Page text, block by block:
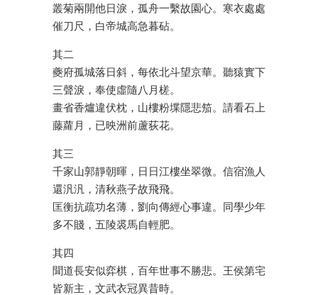
叢菊兩開他日淚，孤舟一繫故園心。寒衣處處
催刀尺，白帝城高急暮砧。
其二
夔府孤城落日斜，每依北斗望京華。聽猿實下
三聲淚，奉使虛隨八月槎。
畫省香爐違伏枕，山樓粉堞隱悲笳。請看石上
藤蘿月，已映洲前蘆荻花。
其三
千家山郭靜朝暉，日日江樓坐翠微。信宿漁人
還汎汎，清秋燕子故飛飛。
匡衡抗疏功名薄，劉向傳經心事違。同學少年
多不賤，五陵裘馬自輕肥。
其四
聞道長安似弈棋，百年世事不勝悲。王侯第宅
皆新主，文武衣冠異昔時。